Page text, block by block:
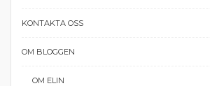
KONTAKTA OSS
OM BLOGGEN
OM ELIN